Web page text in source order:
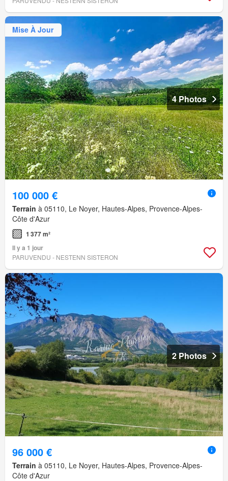
Mise À Jour
4 Photos
100 000 €
Terrain à 05110, Le Noyer, Hautes-Alpes, Provence-Alpes-
Côte d'Azur
1 377 m²
Il y a 1 jour
PARUVENDU - NESTENN SISTERON
2 Photos
96 000 €
Terrain à 05110, Le Noyer, Hautes-Alpes, Provence-Alpes-
Côte d'Azur